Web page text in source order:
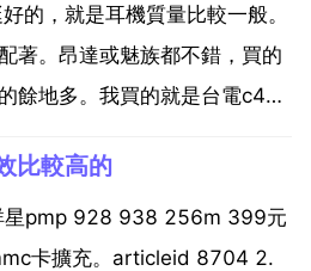
的，就是耳機質量比較一般。
著。昂達或魅族都不錯，買的
餘地多。我買的就是台電c430
來說台電的價效比還是比較高
以觸屏，可以按鍵的 io...
比較高的
星pmp 928 938 256m 399元
卡擴充。articleid 8704 2.